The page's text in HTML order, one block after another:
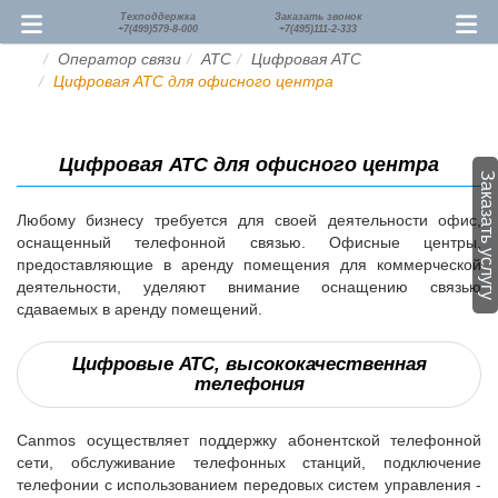
Заказать услугу
Техподдержка
+7(499)579-8-000
Заказать звонок
+7(495)111-2-333
Оператор связи АТС
Цифровая АТС
Цифровая АТС для офисного центра
Цифровая АТС для офисного центра
Любому бизнесу требуется для своей деятельности офис,
оснащенный телефонной связью. Офисные центры,
предоставляющие в аренду помещения для коммерческой
деятельности, уделяют внимание оснащению связью
сдаваемых в аренду помещений.
Цифровые АТС, высококачественная
телефония
Canmos осуществляет поддержку абонентской телефонной
сети, обслуживание телефонных станций, подключение
телефонии с использованием передовых систем управления -